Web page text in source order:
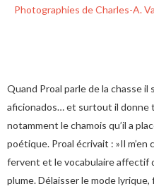
Photographies de Charles-A.
Quand Proal parle de la chasse il
aficionados… et surtout il donne
notamment le chamois qu’il a
poétique. Proal écrivait : »Il m’en
fervent et le vocabulaire affectif
plume. Délaisser le mode